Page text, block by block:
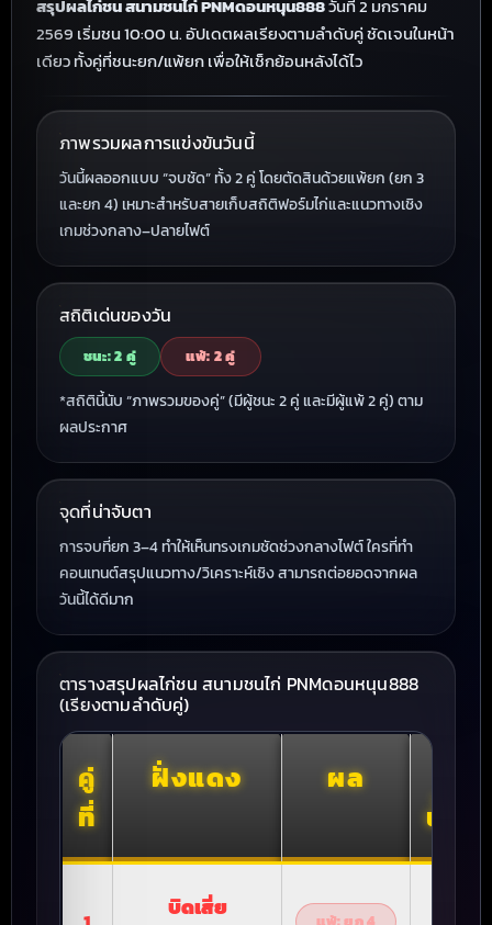
สรุปผลไก่ชน สนามชนไก่ PNMดอนหนุน888วันที่ 2 มกราคม
2569 เริ่มชน 10:00 น. อัปเดตผลเรียงตามลำดับคู่ ชัดเจนในหน้า
เดียว ทั้งคู่ที่ชนะยก/แพ้ยก เพื่อให้เช็กย้อนหลังได้ไว
ภาพรวมผลการแข่งขันวันนี้
วันนี้ผลออกแบบ “จบชัด” ทั้ง 2 คู่ โดยตัดสินด้วยแพ้ยก (ยก 3
และยก 4) เหมาะสำหรับสายเก็บสถิติฟอร์มไก่และแนวทางเชิง
เกมช่วงกลาง–ปลายไฟต์
สถิติเด่นของวัน
ชนะ: 2 คู่ แพ้: 2 คู่
*สถิตินี้นับ “ภาพรวมของคู่” (มีผู้ชนะ 2 คู่ และมีผู้แพ้ 2 คู่) ตาม
ผลประกาศ
จุดที่น่าจับตา
การจบที่ยก 3–4 ทำให้เห็นทรงเกมชัดช่วงกลางไฟต์ ใครที่ทำ
คอนเทนต์สรุปแนวทาง/วิเคราะห์เชิง สามารถต่อยอดจากผล
วันนี้ได้ดีมาก
ตารางสรุปผลไก่ชน สนามชนไก่ PNMดอนหนุน888
(เรียงตามลำดับคู่)
คู่
ที่
ฝั่งแดง ผล
น้ำเ
บิดเสี่ย